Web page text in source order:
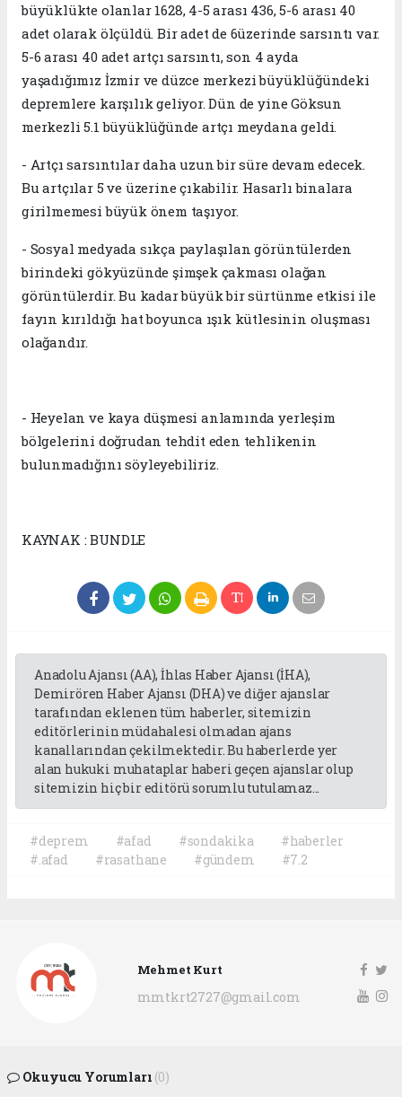
büyüklükte olanlar 1628, 4-5 arası 436, 5-6 arası 40
adet olarak ölçüldü. Bir adet de 6üzerinde sarsıntı var.
5-6 arası 40 adet artçı sarsıntı, son 4 ayda
yaşadığımız İzmir ve düzce merkezi büyüklüğündeki
depremlere karşılık geliyor. Dün de yine Göksun
merkezli 5.1 büyüklüğünde artçı meydana geldi.
- Artçı sarsıntılar daha uzun bir süre devam edecek.
Bu artçılar 5 ve üzerine çıkabilir. Hasarlı binalara
girilmemesi büyük önem taşıyor.
- Sosyal medyada sıkça paylaşılan görüntülerden
birindeki gökyüzünde şimşek çakması olağan
görüntülerdir. Bu kadar büyük bir sürtünme etkisi ile
fayın kırıldığı hat boyunca ışık kütlesinin oluşması
olağandır.
- Heyelan ve kaya düşmesi anlamında yerleşim
bölgelerini doğrudan tehdit eden tehlikenin
bulunmadığını söyleyebiliriz.
KAYNAK : BUNDLE
Anadolu Ajansı (AA), İhlas Haber Ajansı (İHA),
Demirören Haber Ajansı (DHA) ve diğer ajanslar
tarafından eklenen tüm haberler, sitemizin
editörlerinin müdahalesi olmadan ajans
kanallarından çekilmektedir. Bu haberlerde yer
alan hukuki muhataplar haberi geçen ajanslar olup
sitemizin hiç bir editörü sorumlu tutulamaz...
#deprem #afad #sondakika
#haberler
#.afad
#rasathane #gündem #7.2
Mehmet Kurt
mmtkrt2727@gmail.com
Okuyucu Yorumları (0)